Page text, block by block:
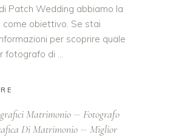
Patch Wedding abbiamo la
come obiettivo. Se stai
per scoprire quale
fotografo di
Matrimonio
Fotografo
Di Matrimonio
Miglior